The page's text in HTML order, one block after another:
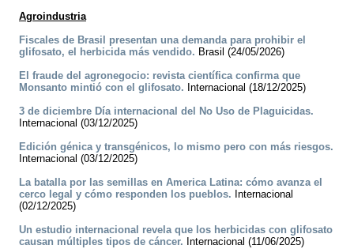
Agroindustria
Fiscales de Brasil presentan una demanda para prohibir el
glifosato, el herbicida más vendido. Brasil (24/05/2026)
El fraude del agronegocio: revista científica confirma que
Monsanto mintió con el glifosato. Internacional (18/12/2025)
3 de diciembre Día internacional del No Uso de Plaguicidas.
Internacional (03/12/2025)
Edición génica y transgénicos, lo mismo pero con más riesgos.
Internacional (03/12/2025)
La batalla por las semillas en America Latina: cómo avanza el
cerco legal y cómo responden los pueblos. Internacional
(02/12/2025)
Un estudio internacional revela que los herbicidas con glifosato
causan múltiples tipos de cáncer. Internacional (11/06/2025)